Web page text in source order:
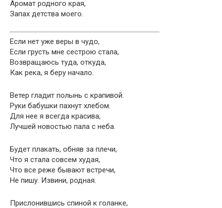
Аромат родного края,
Запах детства моего.
Если нет уже веры в чудо,
Если грусть мне сестрою стала,
Возвращаюсь туда, откуда,
Как река, я беру начало.
Ветер гладит полынь с крапивой.
Руки бабушки пахнут хлебом.
Для нее я всегда красива,
Лучшей новостью пала с неба.
Будет плакать, обняв за плечи,
Что я стала совсем худая,
Что все реже бывают встречи,
Не пишу. Извини, родная.
Прислонившись спиной к голанке,